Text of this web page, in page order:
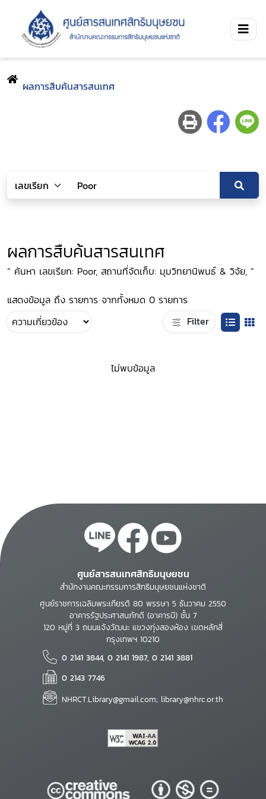
ผลการสืบค้นสารสนเทศ
ผลการสืบค้นสารสนเทศ
“ ค้นหา เลขเรียก: Poor, สถานที่จัดเก็บ: มุมวิทยานิพนธ์ & วิจัย, ”
แสดงข้อมูล ถึง รายการ จากทั้งหมด 0 รายการ
Filter
ไม่พบข้อมูล
ศูนย์สารสนเทศสิทธิมนุษยชน
สำนักงานคณะกรรมการสิทธิมนุษยชนแห่งชาติ
ศูนย์ราชการเฉลิมพระเกียรติ 80 พรรษา 5 ธันวาคม 2550
อาคารรัฐประศาสนภักดี (อาคารบี) ชั้น 7
120 หมู่ที่ 3 ถนนแจ้งวัฒนะ แขวงทุ่งสองห้อง เขตหลักสี่
กรุงเทพฯ 10210
0 2141 3844, 0 2141 1987, 0 2141 3881
0 2143 7746
NHRCT.Library@gmail.com; library@nhrc.or.th